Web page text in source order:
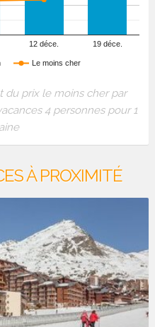
Le moins cher
12 déce. 19 déce.
du prix le moins cher par
4 personnes pour 1
À PROXIMITÉ